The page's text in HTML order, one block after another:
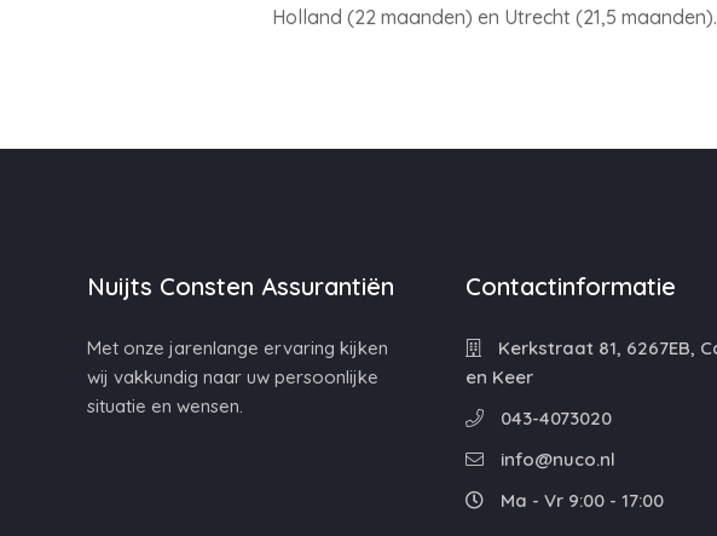
Holland (22 maanden) en Utrecht (21,5
Nuijts Consten Assurantiën
Met onze jarenlange ervaring kijken
wij vakkundig naar uw persoonlijke
situatie en wensen.
Contactinformatie
Kerkstraat 81, 6267EB,
en Keer
043-4073020
info@nuco.nl
Ma - Vr 9:00 - 17:00